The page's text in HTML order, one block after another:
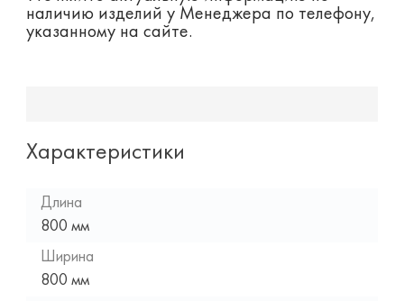
наличию изделий у Менеджера по телефону,
указанному на сайте.
Характеристики
Длина
800 мм
Ширина
800 мм